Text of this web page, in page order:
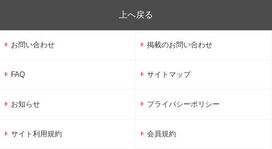
上へ戻る
お問い合わせ 掲載のお問い合わせ
FAQ サイトマップ
お知らせ プライバシーポリシー
サイト利用規約 会員規約